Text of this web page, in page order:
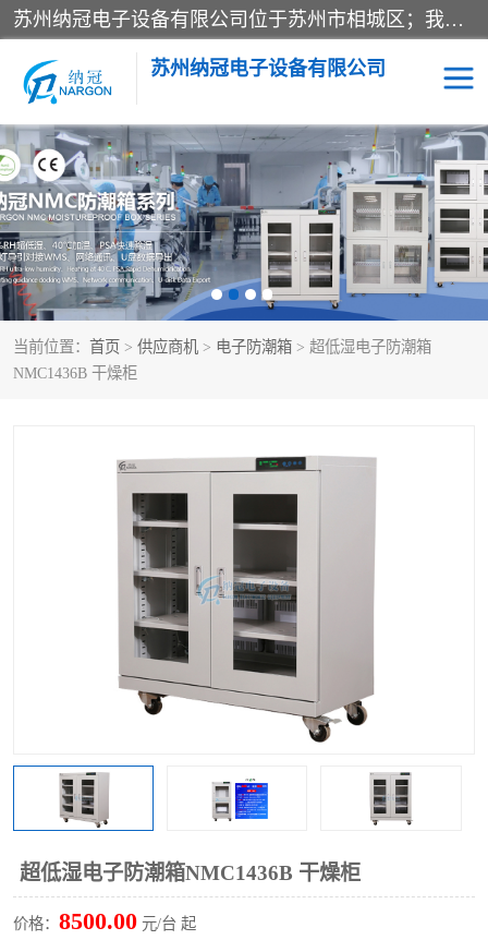
苏州纳冠电子设备有限公司位于苏州市相城区；我司依托国外先进技术结合国内用户的需求，为客户提供具有WMS功能的超低湿快速除湿电子防潮，压缩空气连续干燥柜、智能物料管理氮气储物柜、自制氮氮气柜、防潮氮气组合柜、不锈钢洁净氮气柜、洁净储物柜、石墨舟柜、亮灯导引丝网板存储柜、PCB柔性板气密干燥柜等
苏州纳冠电子设备有限公司
当前位置： 首页 > 供应商机 > 电子防潮箱 > 超低湿电子防潮箱
NMC1436B 干燥柜
超低湿电子防潮箱NMC1436B 干燥柜
价格： 8500.00 元/台 起
电子防潮箱 氮气柜
智能料架 干燥箱